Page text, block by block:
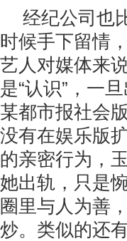
经纪公司也
时候手下留情
艺人对媒体来
是“认识”，一
某都市报社会
没有在娱乐版
的亲密行为，
她出轨，只是
圈里与人为善
炒。类似的还